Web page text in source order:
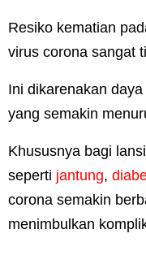
Resiko kematian
virus corona sangat
Ini dikarenakan
yang semakin
Khususnya bagi
seperti jantung,
corona semakin
menimbulkan